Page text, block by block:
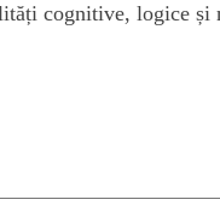
cognitive, logice